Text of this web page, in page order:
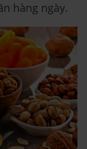
hàng ngày.